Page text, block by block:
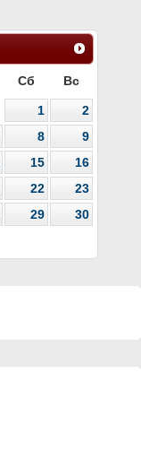
Сб Вс
1
2
8
9
15
16
22
23
29
30